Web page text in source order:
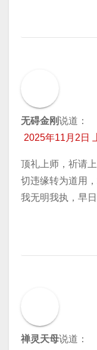
无碍金刚说道：
2025年11月2日
顶礼上师，祈请
切违缘转为道用
我无明我执，早
禅灵天母说道：